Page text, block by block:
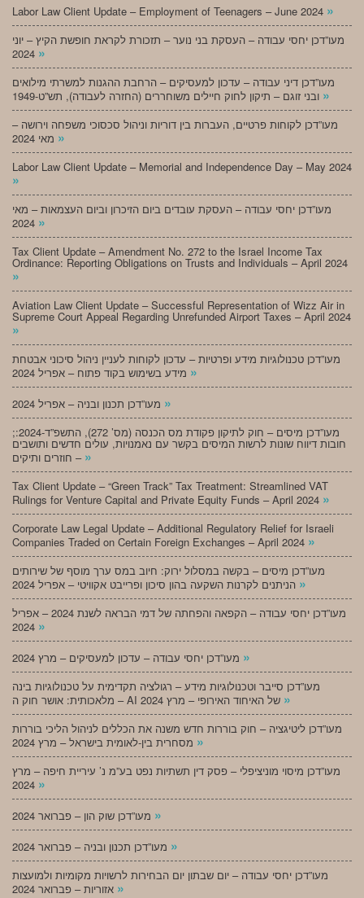
Labor Law Client Update – Employment of Teenagers – June 2024 »
מעו”דכן יחסי עבודה – העסקת בני נוער – תזכורת לקראת חופשת הקיץ – יוני
»
מעו”דכן דיני עבודה – עדכון למעסיקים – הרחבת ההגנות למשרתי מילואים
»
מעו”דכן לקוחות פרטיים, העברות בין דוריות וניהול סכסוכי משפחה וירושה –
»
Labor Law Client Update – Memorial and Independence Day – May 2024
»
מעו”דכן יחסי עבודה – העסקת עובדים ביום הזיכרון וביום העצמאות – מאי
»
Tax Client Update – Amendment No. 272 to the Israel Income Tax
Ordinance: Reporting Obligations on Trusts and Individuals – April 2024
»
Aviation Law Client Update – Successful Representation of Wizz Air in
Supreme Court Appeal Regarding Unrefunded Airport Taxes – April 2024
»
מעו”דכן טכנולוגיות מידע ופרטיות – עדכון לקוחות לעניין ניהול סיכוני אבטחת
»
»
;מעו”דכן מיסים – חוק לתיקון פקודת מס הכנסה (מס’ 272), התשפ”ד-2024:
חובות דיווח שונות לרשות המיסים בקשר עם נאמנויות, עולים חדשים ותושבים
חוזרים ותיקים – »
Tax Client Update – “Green Track” Tax Treatment: Streamlined VAT
Rulings for Venture Capital and Private Equity Funds – April 2024 »
Corporate Law Legal Update – Additional Regulatory Relief for Israeli
Companies Traded on Certain Foreign Exchanges – April 2024 »
מעו”דכן מיסים – בקשה במסלול ירוק: חיוב במס ערך מוסף של שירותים
»
מעו”דכן יחסי עבודה – הקפאה והפחתה של דמי הבראה לשנת 2024 – אפריל
»
»
מעו”דכן סייבר וטכנולוגיות מידע – רגולציה תקדימית על טכנולוגיות בינה
»
מעו”דכן ליטיגציה – חוק בוררות חדש משנה את הכללים לניהול הליכי בוררות
»
מעו”דכן מיסוי מוניציפלי – פסק דין תשתיות נפט בע”מ נ’ עיריית חיפה – מרץ
»
»
»
מעו”דכן יחסי עבודה – יום שבתון יום הבחירות לרשויות מקומיות ולמועצות
»